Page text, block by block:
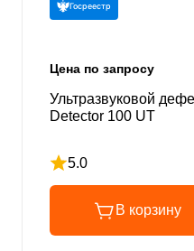
Госреестр
Цена по запросу
Ультразвуковой
Detector 100 UT
5.0
Рейтинг 5 из 5
В корзину